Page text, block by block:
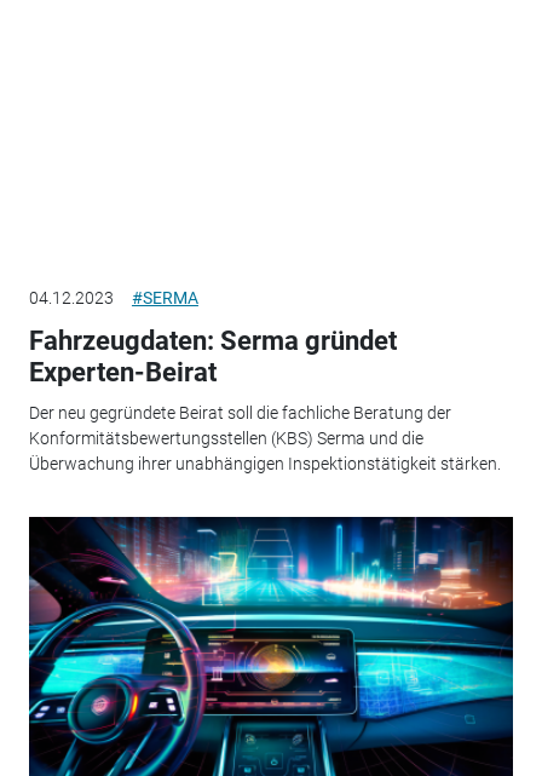
04.12.2023 #SERMA
Fahrzeugdaten: Serma gründet
Experten-Beirat
Der neu gegründete Beirat soll die fachliche Beratung der
Konformitätsbewertungsstellen (KBS) Serma und die
Überwachung ihrer unabhängigen Inspektionstätigkeit stärken.